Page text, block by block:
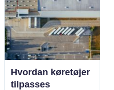
Hvordan køretøjer
tilpasses